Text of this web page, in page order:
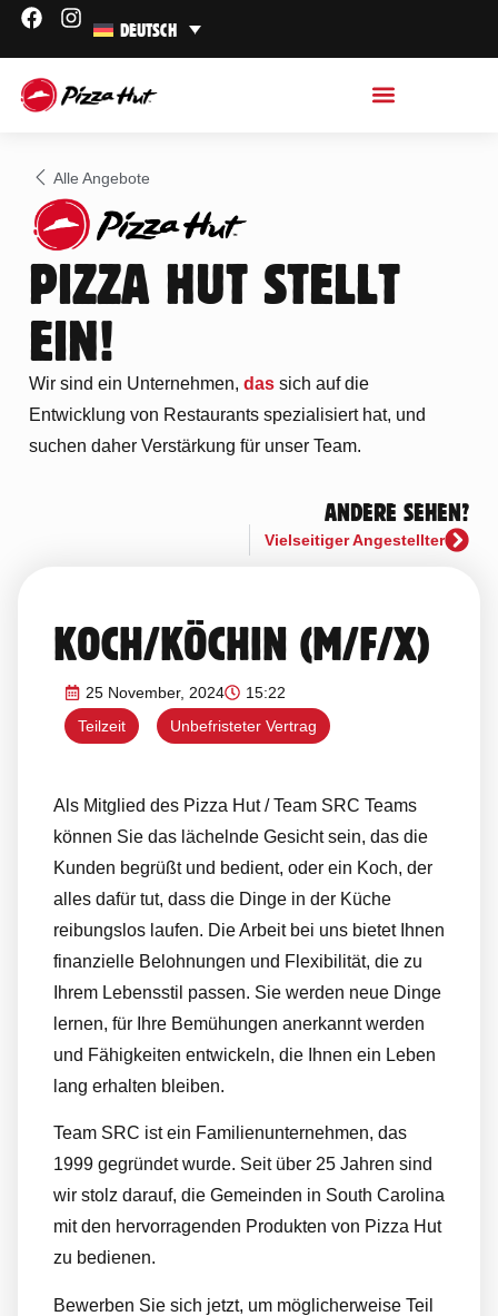
DEUTSCH
Alle Angebote
PIZZA HUT STELLT
EIN!
Wir sind ein Unternehmen, das sich auf die
Entwicklung von Restaurants spezialisiert hat, und
suchen daher Verstärkung für unser Team.
ANDERE SEHEN?
Vielseitiger Angestellter
KOCH/KÖCHIN (M/F/X)
25 November, 2024
15:22
Teilzeit
Unbefristeter Vertrag
Als Mitglied des Pizza Hut / Team SRC Teams
können Sie das lächelnde Gesicht sein, das die
Kunden begrüßt und bedient, oder ein Koch, der
alles dafür tut, dass die Dinge in der Küche
reibungslos laufen. Die Arbeit bei uns bietet Ihnen
finanzielle Belohnungen und Flexibilität, die zu
Ihrem Lebensstil passen. Sie werden neue Dinge
lernen, für Ihre Bemühungen anerkannt werden
und Fähigkeiten entwickeln, die Ihnen ein Leben
lang erhalten bleiben.
Team SRC ist ein Familienunternehmen, das
1999 gegründet wurde. Seit über 25 Jahren sind
wir stolz darauf, die Gemeinden in South Carolina
mit den hervorragenden Produkten von Pizza Hut
zu bedienen.
Bewerben Sie sich jetzt, um möglicherweise Teil